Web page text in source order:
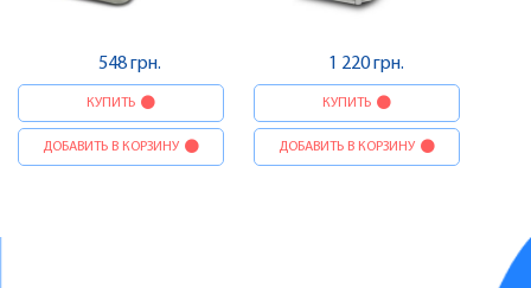
548 грн.
КУПИТЬ
ДОБАВИТЬ В КОРЗИНУ
1 220 грн.
КУПИТЬ
ДОБАВИТЬ В КОРЗИНУ